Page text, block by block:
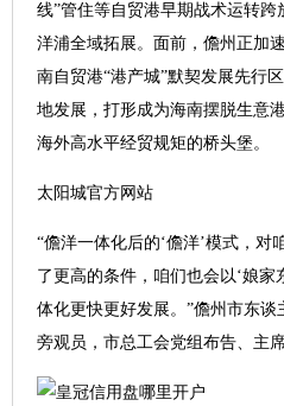
线”管住等自贸港早期战术运转
洋浦全域拓展。面前，儋州正加
南自贸港“港产城”默契发展先行
地发展，打形成为海南摆脱生意
海外高水平经贸规矩的桥头堡。
太阳城官方网站
“儋洋一体化后的‘儋洋’模式，对
了更高的条件，咱们也会以‘娘
体化更快更好发展。”儋州市东
旁观员，市总工会党组布告、主